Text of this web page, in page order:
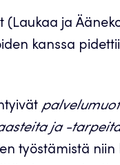
ja
kanssa
ja -tarpeita
työstämistä niin